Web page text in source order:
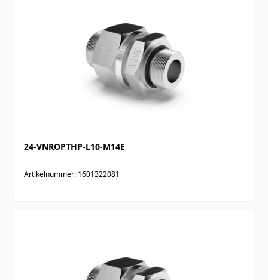
24-VNROPTHP-L10-M14E
Artikelnummer: 1601322081